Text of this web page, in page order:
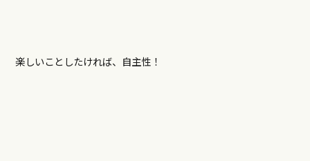
楽しいことしたければ、自主性！